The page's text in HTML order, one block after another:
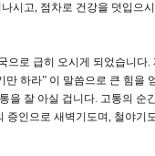
시고, 점차로 건강을 덧입으
으로 급히 오시게 되었습니다
하라” 이 말씀으로 큰 힘을
을 잘 아실 겁니다. 고통의 순
인으로 새벽기도며, 철야기